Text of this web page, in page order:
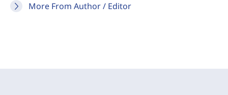
More From Author / Editor